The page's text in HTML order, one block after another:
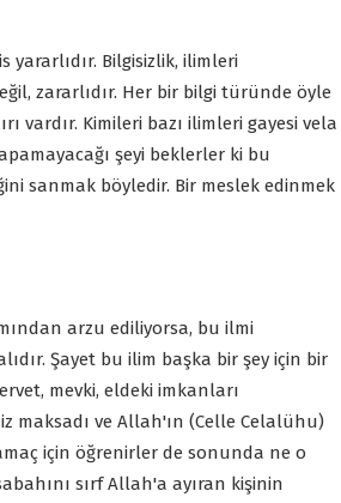
yararlıdır. Bilgisizlik, ilimleri
zararlıdır. Her bir bilgi türünde öyle
vardır. Kimileri bazı ilimleri gayesi vela
şeyi beklerler ki bu
sanmak böyledir. Bir meslek edinmek
arzu ediliyorsa, bu ilmi
Şayet bu ilim başka bir şey için bir
mevki, eldeki imkanları
maksadı ve Allah'ın (Celle Celalühu)
için öğrenirler de sonunda ne o
sırf Allah'a ayıran kişinin